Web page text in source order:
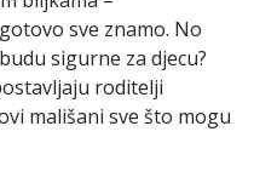
sve znamo. No
sigurne za djecu?
roditelji
mališani sve što mogu